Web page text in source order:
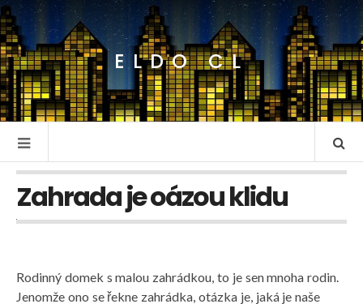
ELDO CL
Zahrada je oázou klidu
Rodinný domek s malou zahrádkou, to je sen mnoha rodin.
Jenomže ono se řekne zahrádka, otázka je, jaká je naše